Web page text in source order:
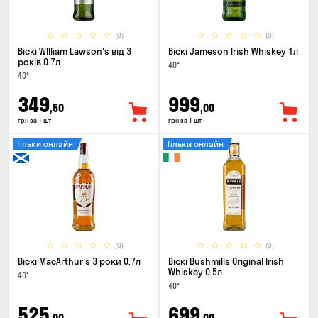
(0)
Віскі WIlliam Lawson's від 3
років 0.7л
40°
349,50
грн за 1 шт
(0)
Віскі Jameson Irish Whiskey 1л
40°
999,00
грн за 1 шт
(0)
Тільки онлайн
Віскі MacArthur's 3 роки 0.7л
40°
(0)
Тільки онлайн
Віскі Bushmills Original Irish
Whiskey 0.5л
40°